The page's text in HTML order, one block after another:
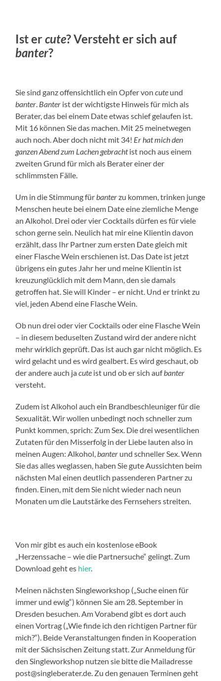
Ist ercute? Versteht er sich auf
banter?
Sie sind ganz offensichtlich ein Opfer voncute und
banter. Banter ist der wichtigste Hinweis für mich als
Berater, das bei einem Date etwas schief gelaufen ist.
Mit 16 können Sie das machen. Mit 25 meinetwegen
auch noch. Aber doch nicht mit 34! Er hat mich den
ganzen Abend zum Lachen gebrachtist noch aus einem
zweiten Grund für mich als Berater einer der
schlimmsten Fälle.
Um in die Stimmung fürbanterzu kommen, trinken junge
Menschen heute bei einem Date eine ziemliche Menge
an Alkohol. Drei oder vier Cocktails dürfen es für viele
schon gerne sein. Neulich hat mir eine Klientin davon
erzählt, dass Ihr Partner zum ersten Date gleich mit
einer Flasche Wein erschienen ist. Das Date ist jetzt
übrigens ein gutes Jahr her und meine Klientin ist
kreuzunglücklich mit dem Mann, den sie damals
getroffen hat. Sie will Kinder – er nicht. Und er trinkt zu
viel, jeden Abend eine Flasche Wein.
Ob nun drei oder vier Cocktails oder eine Flasche Wein
– in diesem beduselten Zustand wird der andere nicht
mehr wirklich geprüft. Das ist auch gar nicht möglich. Es
wird gelacht und es wird gealbert. Es wird geschaut, ob
der andere auch jacute ist und ob er sich aufbanter
versteht.
Zudem ist Alkohol auch ein Brandbeschleuniger für die
Sexualität. Wir wollen unbedingt noch schneller zum
Punkt kommen, sprich: Zum Sex. Die drei wesentlichen
Zutaten für den Misserfolg in der Liebe lauten also in
meinen Augen: Alkohol,banter und schneller Sex. Wenn
Sie das alles weglassen, haben Sie gute Aussichten beim
nächsten Mal einen deutlich passenderen Partner zu
finden. Einen, mit dem Sie nicht wieder nach neun
Monaten um die Lautstärke des Fernsehers streiten.
Von mir gibt es auch ein kostenlose eBook
„Herzenssache – wie die Partnersuche“ gelingt. Zum
Download geht es hier.
Meinen nächsten Singleworkshop („Suche einen für
immer und ewig“) können Sie am 28. September in
Dresden besuchen. Am Vorabend gibt es dort auch
einen Vortrag („Wie finde ich den richtigen Partner für
mich?“). Beide Veranstaltungen finden in Kooperation
mit der Sächsischen Zeitung statt. Zur Anmeldung für
den Singleworkshop nutzen sie bitte die Mailadresse
post@singleberater.de. Zu den genauen Terminen geht